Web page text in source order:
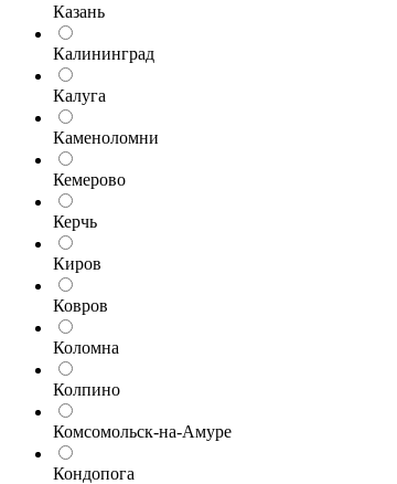
Казань
Калининград
Калуга
Каменоломни
Кемерово
Керчь
Киров
Ковров
Коломна
Колпино
Комсомольск-на-Амуре
Кондопога